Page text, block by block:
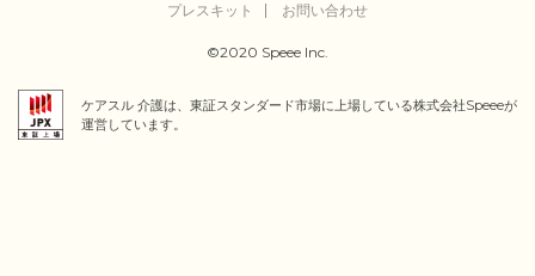
プレスキット
お問い合わせ
©2020 Speee Inc.
ケアスル 介護は、東証スタンダード市場に上場している株式会社Speeeが
運営しています。